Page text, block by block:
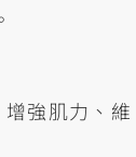
強肌力、維